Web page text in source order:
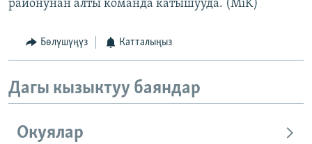
районунан алты команда катышууда. (MiK)
Бөлүшүңүз Катталыңыз
Дагы кызыктуу баяндар
Окуялар